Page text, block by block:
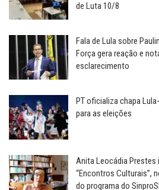
de Luta 10/8
Fala de Lula sobre
Força gera reação e
esclarecimento
PT oficializa chapa
para as eleições
Anita Leocádia Prestes
“Encontros Culturais”,
do programa do